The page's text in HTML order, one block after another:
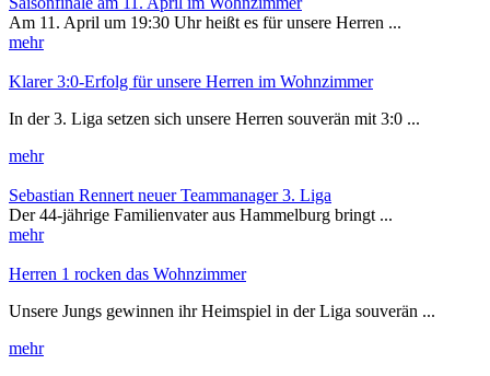
Am 11. April um 19:30 Uhr heißt es für unsere Herren ...
mehr
Klarer 3:0-Erfolg für unsere Herren im Wohnzimmer
In der 3. Liga setzen sich unsere Herren souverän mit 3:0 ...
mehr
Sebastian Rennert neuer Teammanager 3. Liga
Der 44-jährige Familienvater aus Hammelburg bringt ...
mehr
Herren 1 rocken das Wohnzimmer
Unsere Jungs gewinnen ihr Heimspiel in der Liga souverän ...
mehr